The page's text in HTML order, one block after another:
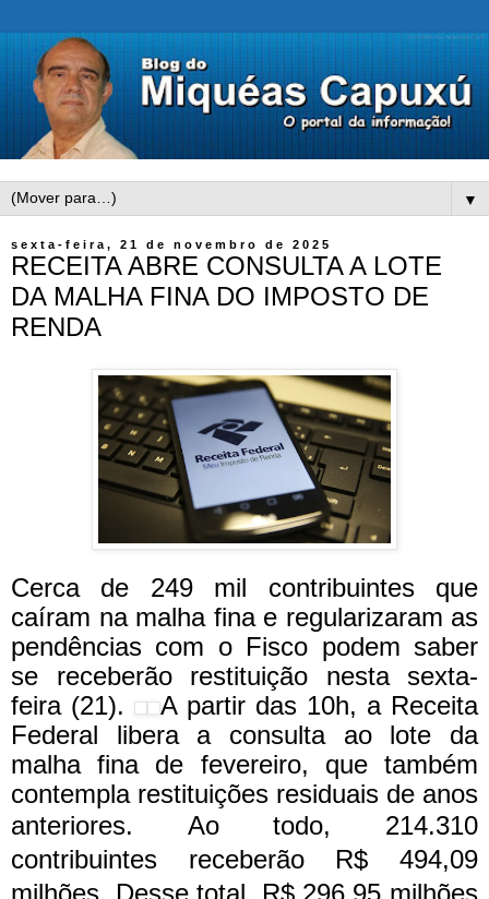
▼
sexta-feira, 21 de novembro de 2025
RECEITA ABRE CONSULTA A LOTE
DA MALHA FINA DO IMPOSTO DE
RENDA
Cerca de 249 mil contribuintes que
caíram na malha fina e regularizaram as
pendências com o Fisco podem saber
se receberão restituição nesta sexta-
feira (21).
A partir das 10h, a Receita
Federal libera a consulta ao lote da
malha fina de fevereiro, que também
contempla restituições residuais de anos
anteriores. Ao todo, 214.310
contribuintes receberão R$ 494,09
milhões. Desse total, R$ 296,95 milhões